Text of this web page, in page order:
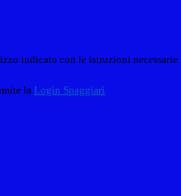
indicato con le istruzioni necessarie.
la Login Spaggiari